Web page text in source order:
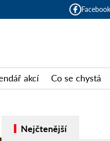
Facebook
akcí Co se chystá
Nejčtenější